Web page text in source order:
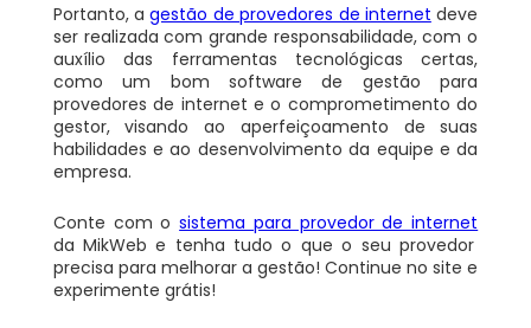
Portanto, agestão de provedores de internet deve
ser realizada com grande responsabilidade, com o
auxílio das ferramentas tecnológicas certas,
como um bom software de gestão para
provedores de internet e o comprometimento do
gestor, visando ao aperfeiçoamento de suas
habilidades e ao desenvolvimento da equipe e da
empresa.
Conte com osistema para provedor de internet
da MikWeb e tenha tudo o que o seu provedor
precisa para melhorar a gestão! Continue no site e
experimente grátis!